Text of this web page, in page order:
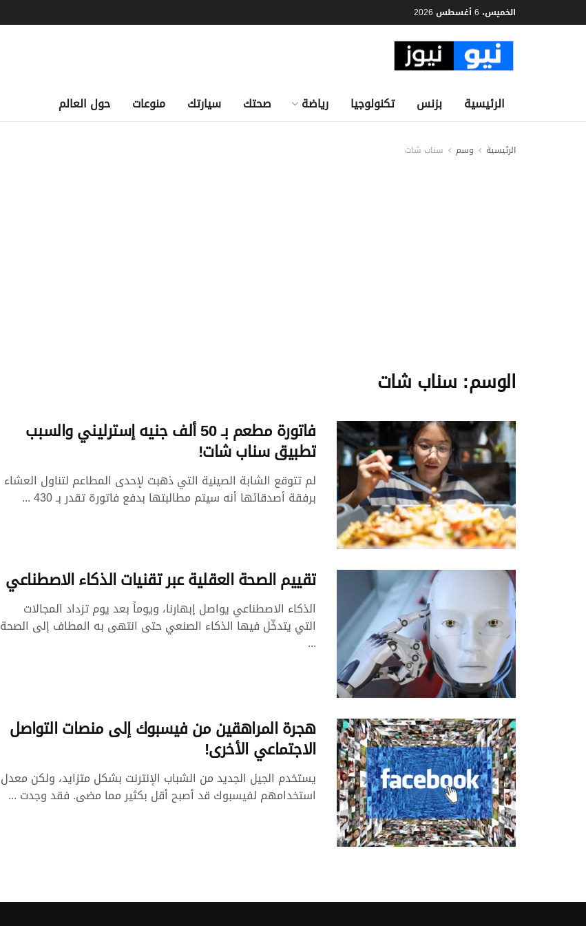
الخميس، 6 أغسطس 2026
الرئيسية بزنس تكنولوجيا رياضة صحتك سيارتك منوعات حول العالم
الرئيسية وسم سناب شات
الوسم: سناب شات
فاتورة مطعم بـ 50 ألف جنيه إسترليني والسبب
تطبيق سناب شات!
لم تتوقع الشابة الصينية التي ذهبت لإحدى المطاعم لتناول العشاء
برفقة أصدقائها أنه سيتم مطالبتها بدفع فاتورة تقدر بـ 430 ...
تقييم الصحة العقلية عبر تقنيات الذكاء الاصطناعي
الذكاء الاصطناعي يواصل إبهارنا، ويوماً بعد يوم تزداد المجالات
التي يتدخّل فيها الذكاء الصنعي حتى انتهى به المطاف إلى الصحة
...
هجرة المراهقين من فيسبوك إلى منصات التواصل
الاجتماعي الأخرى!
يستخدم الجيل الجديد من الشباب الإنترنت بشكل متزايد، ولكن معدل
استخدامهم لفيسبوك قد أصبح أقل بكثير مما مضى. فقد وجدت ...